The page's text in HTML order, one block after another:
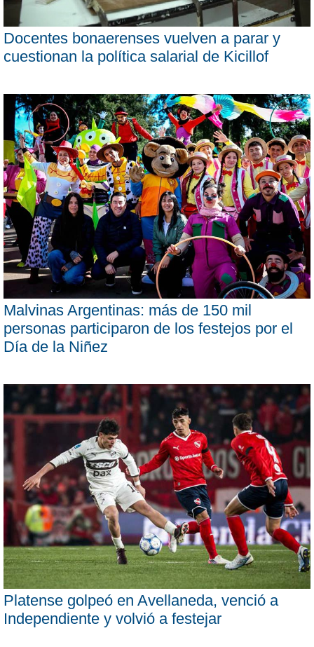
Docentes bonaerenses vuelven a parar y
cuestionan la política salarial de Kicillof
Malvinas Argentinas: más de 150 mil
personas participaron de los festejos por el
Día de la Niñez
Platense golpeó en Avellaneda, venció a
Independiente y volvió a festejar